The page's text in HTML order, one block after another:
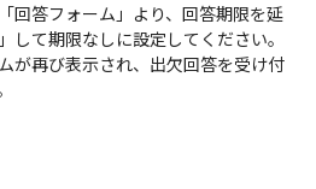
回答フォーム」より、回答期限を延
して期限なしに設定してください。
が再び表示され、出欠回答を受け付